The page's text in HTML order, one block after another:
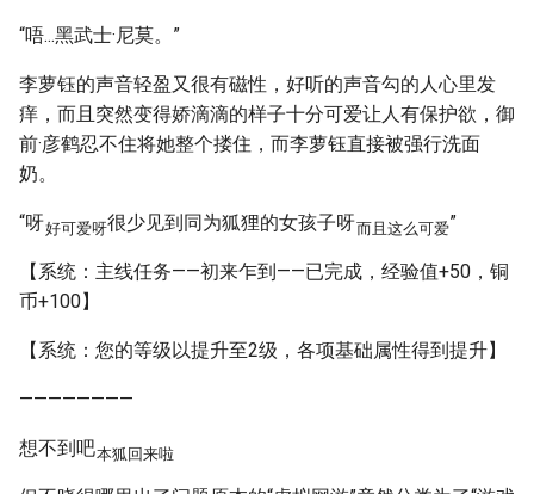
“唔...黑武士·尼莫。”
李萝钰的声音轻盈又很有磁性，好听的声音勾的人心里发
痒，而且突然变得娇滴滴的样子十分可爱让人有保护欲，御
前·彦鹤忍不住将她整个搂住，而李萝钰直接被强行洗面
奶。
“呀好可爱呀很少见到同为狐狸的女孩子呀而且这么可爱”
【系统：主线任务——初来乍到——已完成，经验值+50，铜
币+100】
【系统：您的等级以提升至2级，各项基础属性得到提升】
————————
想不到吧本狐回来啦